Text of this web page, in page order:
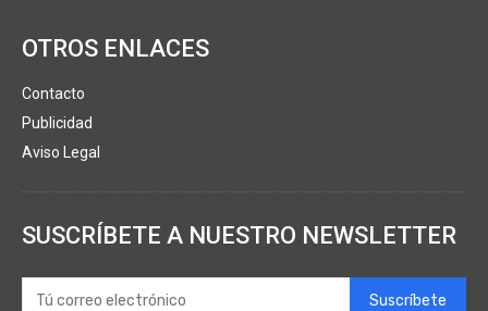
OTROS ENLACES
Contacto
Publicidad
Aviso Legal
SUSCRÍBETE A NUESTRO NEWSLETTER
Suscríbete